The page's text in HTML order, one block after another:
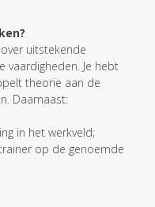
uitstekende
vaardigheden. Je hebt
theorie aan de
Daarnaast:
in het werkveld;
op de genoemde